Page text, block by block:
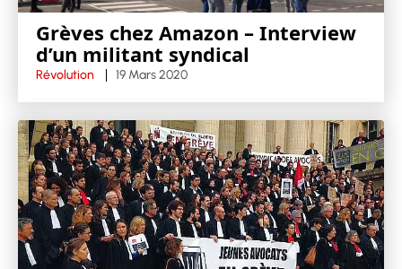
Grèves chez Amazon – Interview
d’un militant syndical
Révolution 19 Mars 2020